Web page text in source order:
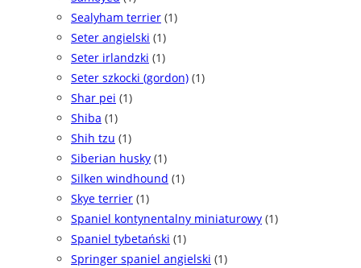
Sealyham terrier (1)
Seter angielski (1)
Seter irlandzki (1)
Seter szkocki (gordon) (1)
Shar pei (1)
Shiba (1)
Shih tzu (1)
Siberian husky (1)
Silken windhound (1)
Skye terrier (1)
Spaniel kontynentalny miniaturowy (1)
Spaniel tybetański (1)
Springer spaniel angielski (1)